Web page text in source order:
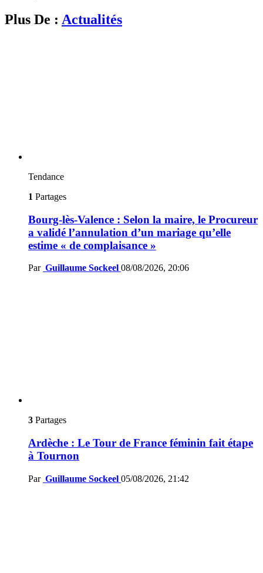
Plus De : Actualités
Tendance
1 Partages
Bourg-lès-Valence : Selon la maire, le Procureur
a validé l’annulation d’un mariage qu’elle
estime « de complaisance »
Par Guillaume Sockeel 08/08/2026, 20:06
3 Partages
Ardèche : Le Tour de France féminin fait étape
à Tournon
Par Guillaume Sockeel 05/08/2026, 21:42